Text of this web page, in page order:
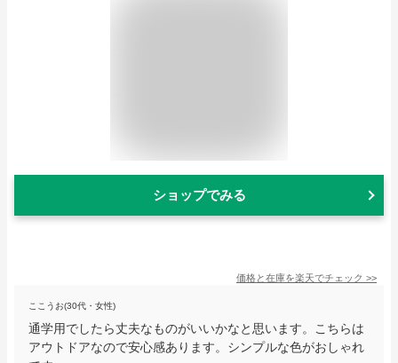
ショップでみる
価格と在庫を楽天でチェック >>
ここうお(30代・女性)
通学用でしたら丈夫なものがいいかなと思います。こちらは
アウトドアなので安心感あります。シンプルな色がおしゃれ